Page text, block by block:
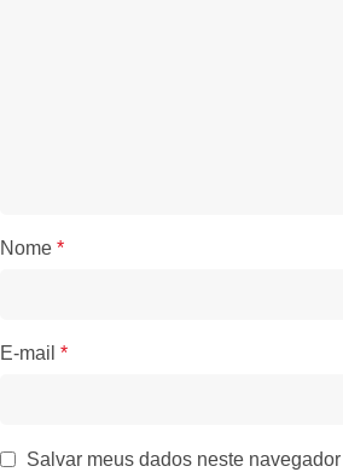
Nome *
E-mail *
Salvar meus dados neste